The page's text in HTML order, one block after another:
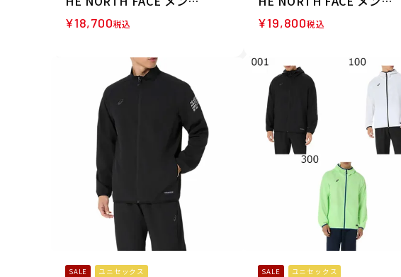
マウンテンソフトシェル
フーディ ジャケット NP
¥18,700税込
TNFビーフリージャケッ
ト NP22532-SL 26SS
¥19,800税込
SALE ユニセックス SALE ユニセックス